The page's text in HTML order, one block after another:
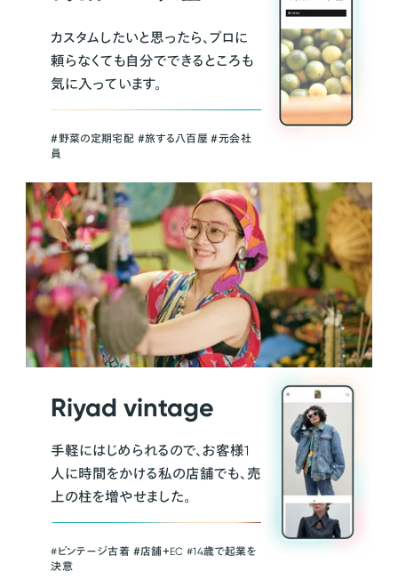
カスタムしたいと思ったら、プロに
頼らなくても自分でできるところも
気に入っています。
＃野菜の定期宅配 ＃旅する八百屋 ＃元会社
員
Riyad vintage
手軽にはじめられるので、お客様1
人に時間をかける私の店舗でも、売
上の柱を増やせました。
#ビンテージ古着 ＃店舗＋EC #14歳で起業を
決意